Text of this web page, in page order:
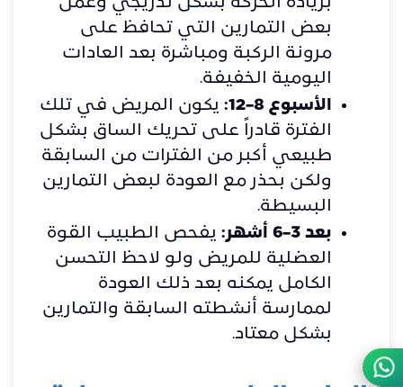
بعض التمارين التي تحافظ على
مرونة الركبة ومباشرة بعد العادات
اليومية الخفيفة.
الأسبوع 8–12:
يكون المريض في تلك
الفترة قادراً على تحريك الساق بشكل
طبيعي أكبر من الفترات من السابقة
ولكن بحذر مع العودة لبعض التمارين
البسيطة.
بعد 3–6 أشهر:
يفحص الطبيب القوة
العضلية للمريض ولو لاحظ التحسن
الكامل يمكنه بعد ذلك العودة
لممارسة أنشطته السابقة والتمارين
بشكل معتاد.